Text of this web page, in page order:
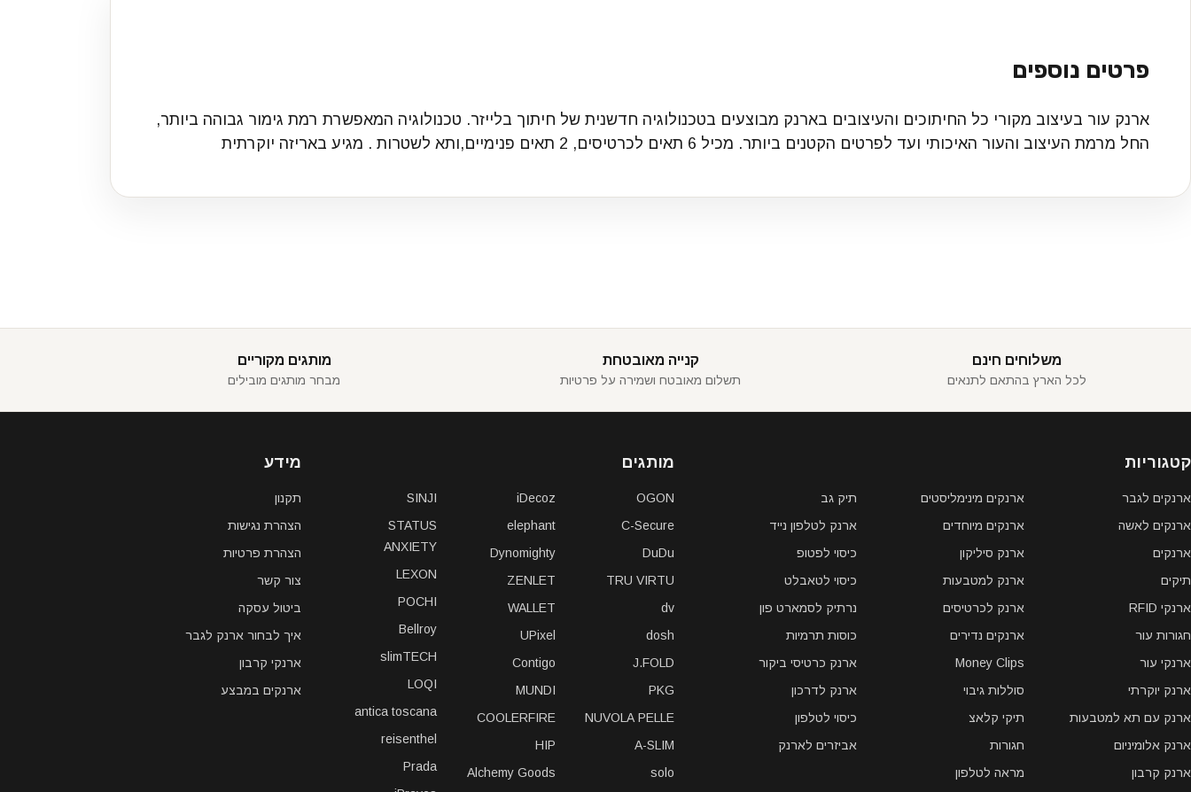
פרטים נוספים
ארנק עור בעיצוב מקורי כל החיתוכים והעיצובים בארנק מבוצעים בטכנולוגיה חדשנית של חיתוך בלייזר. טכנולוגיה המאפשרת רמת גימור גבוהה ביותר,
החל מרמת העיצוב והעור האיכותי ועד לפרטים הקטנים ביותר. מכיל 6 תאים לכרטיסים, 2 תאים פנימיים,ותא לשטרות . מגיע באריזה יוקרתית
משלוחים חינם
לכל הארץ בהתאם לתנאים
קנייה מאובטחת
תשלום מאובטח ושמירה על פרטיות
מותגים מקוריים
מבחר מותגים מובילים
קטגוריות
ארנקים לגבר
ארנקים לאשה
ארנקים
תיקים
ארנקי RFID
חגורות עור
ארנקי עור
ארנק יוקרתי
ארנק עם תא למטבעות
ארנק אלומיניום
ארנק קרבון
ארנקים מינימליסטים
ארנקים מיוחדים
ארנק סיליקון
ארנק למטבעות
ארנק לכרטיסים
ארנקים נדירים
Money Clips
סוללות גיבוי
תיקי קלאצ
חגורות
מראה לטלפון
תיק גב
ארנק לטלפון נייד
כיסוי לפטופ
כיסוי לטאבלט
נרתיק לסמארט פון
כוסות תרמיות
ארנק כרטיסי ביקור
ארנק לדרכון
כיסוי לטלפון
אביזרים לארנק
מותגים
OGON
C-Secure
DuDu
TRU VIRTU
dv
dosh
J.FOLD
PKG
NUVOLA PELLE
A-SLIM
solo
iDecoz
elephant
Dynomighty
ZENLET
WALLET
UPixel
Contigo
MUNDI
COOLERFIRE
HIP
Alchemy Goods
SINJI
STATUS
ANXIETY
LEXON
POCHI
Bellroy
slimTECH
LOQI
antica toscana
reisenthel
Prada
מידע
תקנון
הצהרת נגישות
הצהרת פרטיות
צור קשר
ביטול עסקה
איך לבחור ארנק לגבר
ארנקי קרבון
ארנקים במבצע